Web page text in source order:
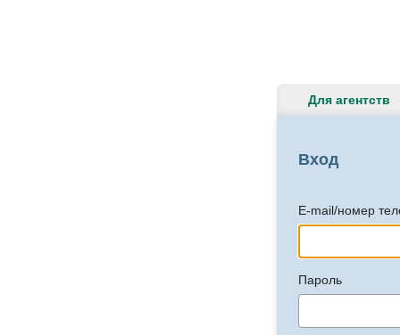
Для агентств
Вход
E-mail/номер
Пароль